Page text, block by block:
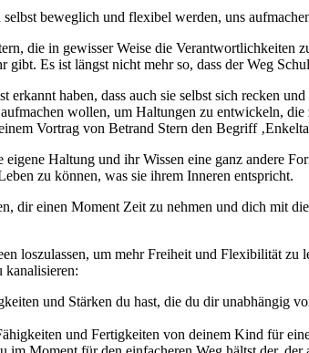
beweglich und flexibel werden, uns
die in gewisser Weise die Verantwortlichkeiten
gibt. Es ist längst nicht mehr so, dass der Weg
erkannt haben, dass auch sie selbst sich recken
wollen, um Haltungen zu entwickeln, die
Vortrag von Betrand Stern den Begriff
Haltung und ihr Wissen eine ganz andere
zu können, was sie ihrem Inneren entspricht.
dir einen Moment Zeit zu nehmen und dich mit
loszulassen, um mehr Freiheit und Flexibilität
kanalisieren:
und Stärken du hast, die du dir unabhängig
und Fertigkeiten von deinem Kind für